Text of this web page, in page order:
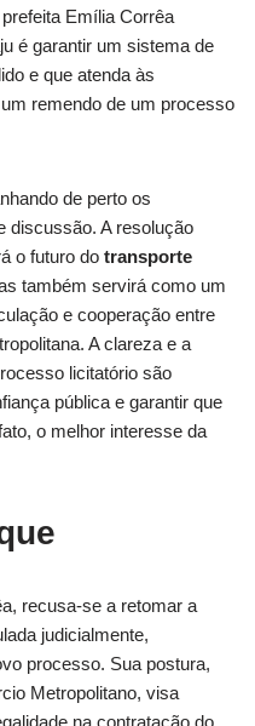
Emília Corrêa
é garantir um sistema de
e que atenda às
remendo de um processo
de perto os
discussão. A resolução
o futuro do transporte
também servirá como um
e cooperação entre
A clareza e a
licitatório são
pública e garantir que
o melhor interesse da
recusa-se a retomar a
judicialmente,
processo. Sua postura,
Metropolitano, visa